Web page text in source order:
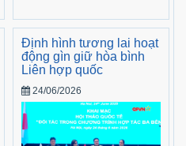
Định hình tương lai hoạt
động gìn giữ hòa bình
Liên hợp quốc
24/06/2026